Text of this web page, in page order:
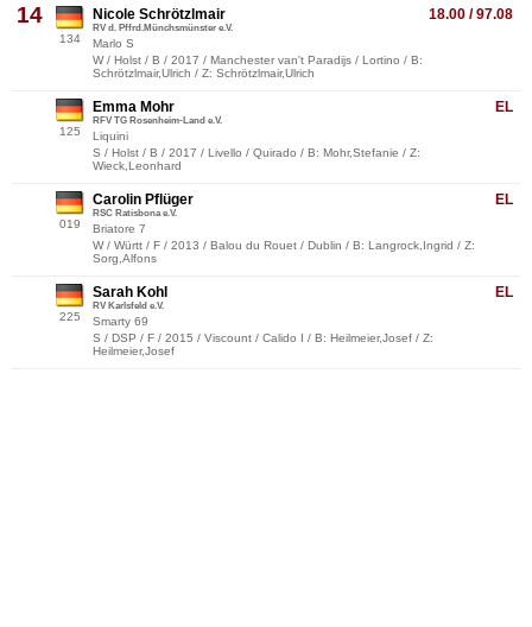
14
134
18.00 / 97.08
Nicole Schrötzlmair
RV d. Pffrd.Münchsmünster e.V.
Marlo S
W / Holst / B / 2017 / Manchester van't Paradijs / Lortino / B:
Schrötzlmair,Ulrich / Z: Schrötzlmair,Ulrich
125
EL
Emma Mohr
RFV TG Rosenheim-Land e.V.
Liquini
S / Holst / B / 2017 / Livello / Quirado / B: Mohr,Stefanie / Z:
Wieck,Leonhard
019
EL
Carolin Pflüger
RSC Ratisbona e.V.
Briatore 7
W / Württ / F / 2013 / Balou du Rouet / Dublin / B: Langrock,Ingrid / Z:
Sorg,Alfons
225
EL
Sarah Kohl
RV Karlsfeld e.V.
Smarty 69
S / DSP / F / 2015 / Viscount / Calido I / B: Heilmeier,Josef / Z:
Heilmeier,Josef